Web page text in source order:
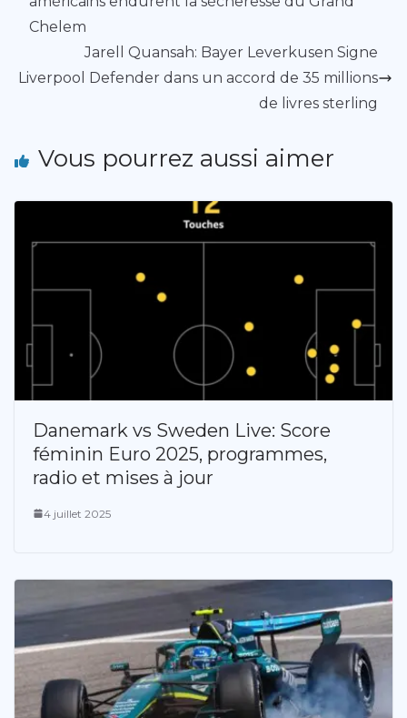
Chelem
Jarell Quansah: Bayer Leverkusen Signe
Liverpool Defender dans un accord de 35 millions
de livres sterling
Vous pourrez aussi aimer
Danemark vs Sweden Live: Score
féminin Euro 2025, programmes,
radio et mises à jour
4 juillet 2025